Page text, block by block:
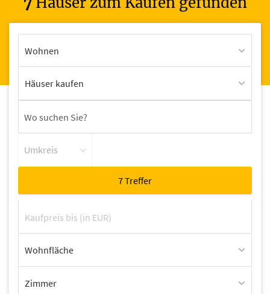
Wohnen
Häuser kaufen
Umkreis
Wohnfläche
Zimmer